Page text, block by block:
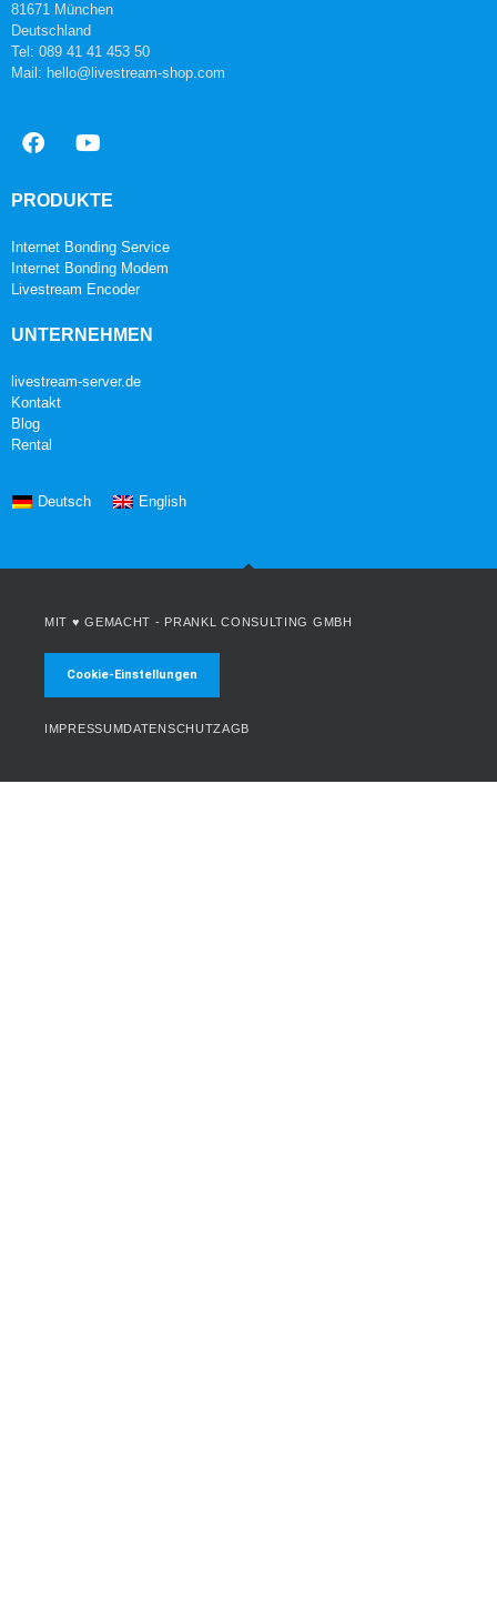
81671 München
Deutschland
Tel: 089 41 41 453 50
Mail: hello@livestream-shop.com
PRODUKTE
Internet Bonding Service
Internet Bonding Modem
Livestream Encoder
UNTERNEHMEN
livestream-server.de
Kontakt
Blog
Rental
Deutsch English
MIT ♥ GEMACHT - PRANKL CONSULTING GMBH
Cookie-Einstellungen
IMPRESSUMDATENSCHUTZAGB